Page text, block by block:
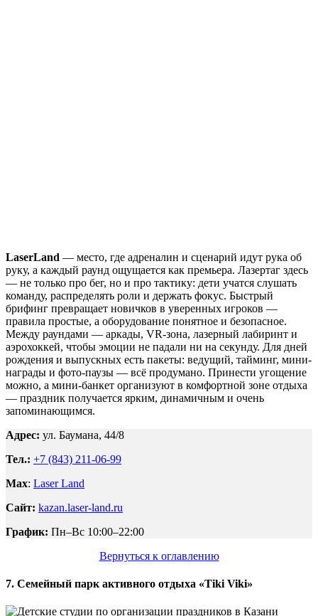
LaserLand — место, где адреналин и сценарий идут рука об
руку, а каждый раунд ощущается как премьера. Лазертаг здесь
— не только про бег, но и про тактику: дети учатся слушать
команду, распределять роли и держать фокус. Быстрый
брифинг превращает новичков в уверенных игроков —
правила простые, а оборудование понятное и безопасное.
Между раундами — аркады, VR-зона, лазерный лабиринт и
аэрохоккей, чтобы эмоции не падали ни на секунду. Для дней
рождения и выпускных есть пакеты: ведущий, тайминг, мини-
награды и фото-паузы — всё продумано. Принести угощение
можно, а мини-банкет организуют в комфортной зоне отдыха
— праздник получается ярким, динамичным и очень
запоминающимся.
Адрес: ул. Баумана, 44/8
Тел.: +7 (843) 211-06-99
Max: Laser Land
Сайт: kazan.laser-land.ru
График: Пн–Вс 10:00–22:00
Вернуться к оглавлению
7. Семейный парк активного отдыха «Tiki Viki»